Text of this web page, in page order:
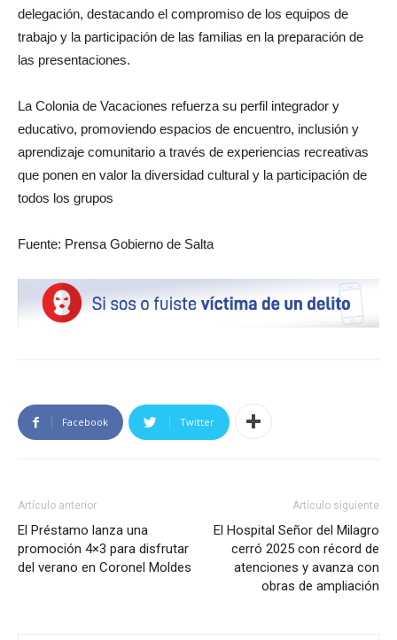
delegación, destacando el compromiso de los equipos de
trabajo y la participación de las familias en la preparación de
las presentaciones.
La Colonia de Vacaciones refuerza su perfil integrador y
educativo, promoviendo espacios de encuentro, inclusión y
aprendizaje comunitario a través de experiencias recreativas
que ponen en valor la diversidad cultural y la participación de
todos los grupos
Fuente: Prensa Gobierno de Salta
Facebook Twitter
Artículo anterior
El Préstamo lanza una
promoción 4×3 para disfrutar
del verano en Coronel Moldes
Artículo siguiente
El Hospital Señor del Milagro
cerró 2025 con récord de
atenciones y avanza con
obras de ampliación